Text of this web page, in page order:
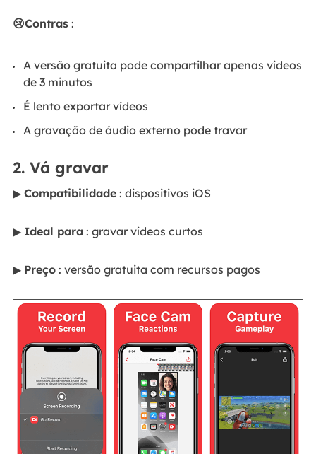
😢Contras:
A versão gratuita pode compartilhar apenas vídeos
de 3 minutos
É lento exportar vídeos
A gravação de áudio externo pode travar
2. Vá gravar
▶ Compatibilidade: dispositivos iOS
▶ Ideal para: gravar vídeos curtos
▶ Preço: versão gratuita com recursos pagos